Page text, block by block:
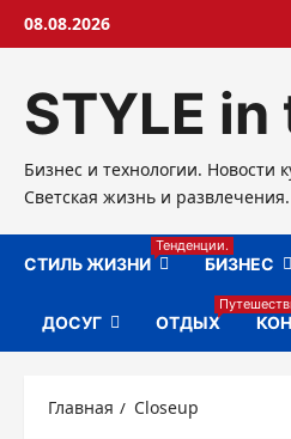
Перейти
08.08.2026
STYLE
Бизнес и технологии. Новости
Светская жизнь и развлечения.
СТИЛЬ ЖИЗНИ
Тенденции.
БИЗНЕС
ДОСУГ ОТДЫХ
Главная Closeup